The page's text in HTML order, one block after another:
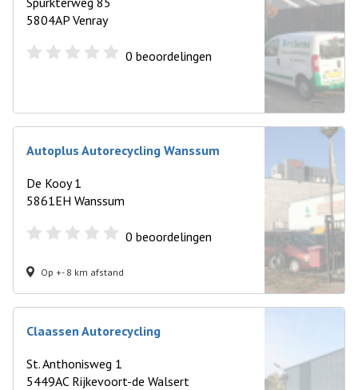
5804AP Venray
0 beoordelingen
Autoplus Autorecycling Wanssum
De Kooy 1
5861EH Wanssum
0 beoordelingen
Op +- 8 km afstand
Claassen Autorecycling
St. Anthonisweg 1
5449AC Rijkevoort-de Walsert